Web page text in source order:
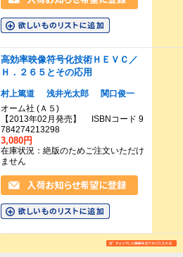
高効率映像符号化技術ＨＥＶＣ／
Ｈ．２６５とその応用
村上篤道 浅井光太郎
関口俊一
オーム社 (Ａ５)
【2013年02月発売】 ISBNコード 9
784274213298
3,080円
在庫状況：絶版のためご注文いただけ
ません